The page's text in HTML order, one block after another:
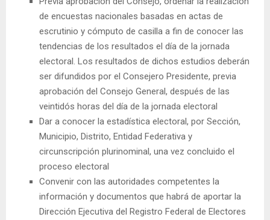
de encuestas nacionales basadas en actas de
escrutinio y cómputo de casilla a fin de conocer las
tendencias de los resultados el día de la jornada
electoral. Los resultados de dichos estudios deberán
ser difundidos por el Consejero Presidente, previa
aprobación del Consejo General, después de las
veintidós horas del día de la jornada electoral
Dar a conocer la estadística electoral, por Sección,
Municipio, Distrito, Entidad Federativa y
circunscripción plurinominal, una vez concluido el
proceso electoral
Convenir con las autoridades competentes la
información y documentos que habrá de aportar la
Dirección Ejecutiva del Registro Federal de Electores